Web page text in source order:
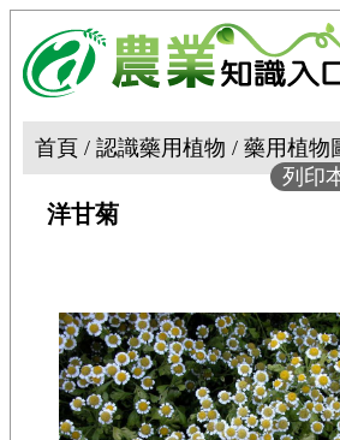
首頁 / 認識藥用植物 / 藥用植物
列印
洋甘菊